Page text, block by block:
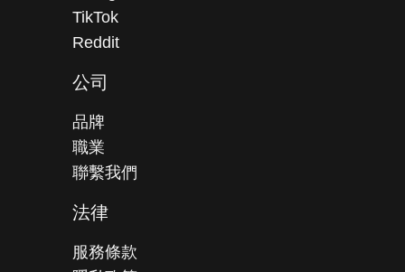
TikTok
Reddit
公司
品牌
職業
聯繫我們
法律
服務條款